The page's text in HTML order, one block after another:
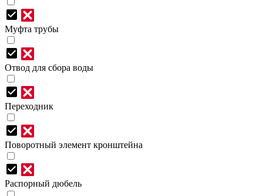
Муфта трубы
Отвод для сбора воды
Переходник
Поворотный элемент кронштейна
Распорный дюбель